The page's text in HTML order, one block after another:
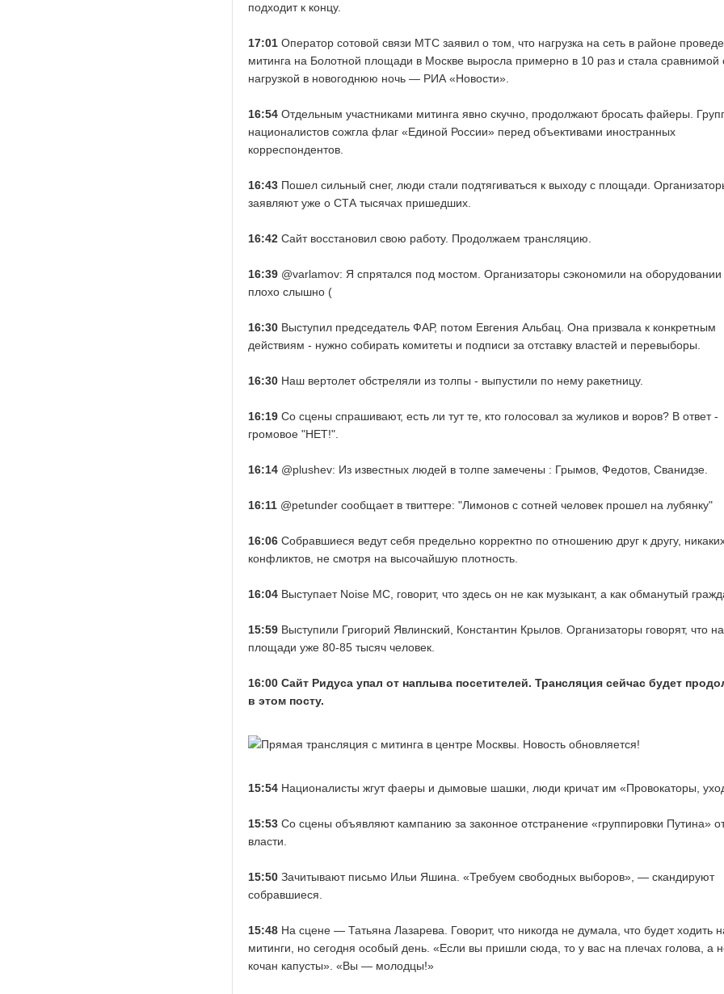
подходит к концу.
17:01 Оператор сотовой связи МТС заявил о том, что нагрузка на сеть в районе
митинга на Болотной площади в Москве выросла примерно в 10 раз и стала сравнимой
нагрузкой в новогоднюю ночь — РИА «Новости».
16:54 Отдельным участниками митинга явно скучно, продолжают бросать файеры.
националистов сожгла флаг «Единой России» перед объективами иностранных
корреспондентов.
16:43 Пошел сильный снег, люди стали подтягиваться к выходу с площади.
заявляют уже о СТА тысячах пришедших.
16:42 Сайт восстановил свою работу. Продолжаем трансляцию.
16:39 @varlamov: Я спрятался под мостом. Организаторы сэкономили на оборудовании
плохо слышно (
16:30 Выступил председатель ФАР, потом Евгения Альбац. Она призвала к конкретным
действиям - нужно собирать комитеты и подписи за отставку властей и перевыборы.
16:30 Наш вертолет обстреляли из толпы - выпустили по нему ракетницу.
16:19 Со сцены спрашивают, есть ли тут те, кто голосовал за жуликов и воров? В ответ -
громовое "НЕТ!".
16:14 @plushev: Из известных людей в толпе замечены : Грымов, Федотов, Сванидзе.
16:11 @petunder сообщает в твиттере: "Лимонов с сотней человек прошел на лубянку"
16:06 Собравшиеся ведут себя предельно корректно по отношению друг к другу,
конфликтов, не смотря на высочайшую плотность.
16:04 Выступает Noise MC, говорит, что здесь он не как музыкант, а как обманутый
15:59 Выступили Григорий Явлинский, Константин Крылов. Организаторы говорят, что на
площади уже 80-85 тысяч человек.
16:00 Сайт Ридуса упал от наплыва посетителей. Трансляция сейчас будет
в этом посту.
15:54 Националисты жгут фаеры и дымовые шашки, люди кричат им «Провокаторы,
15:53 Со сцены объявляют кампанию за законное отстранение «группировки Путина»
власти.
15:50 Зачитывают письмо Ильи Яшина. «Требуем свободных выборов», — скандируют
собравшиеся.
15:48 На сцене — Татьяна Лазарева. Говорит, что никогда не думала, что будет ходить
митинги, но сегодня особый день. «Если вы пришли сюда, то у вас на плечах голова, а
кочан капусты». «Вы — молодцы!»